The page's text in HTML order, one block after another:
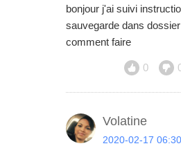
bonjour j'ai suivi
sauvegarde dans
comment faire
0
Volatine
2020-02-17